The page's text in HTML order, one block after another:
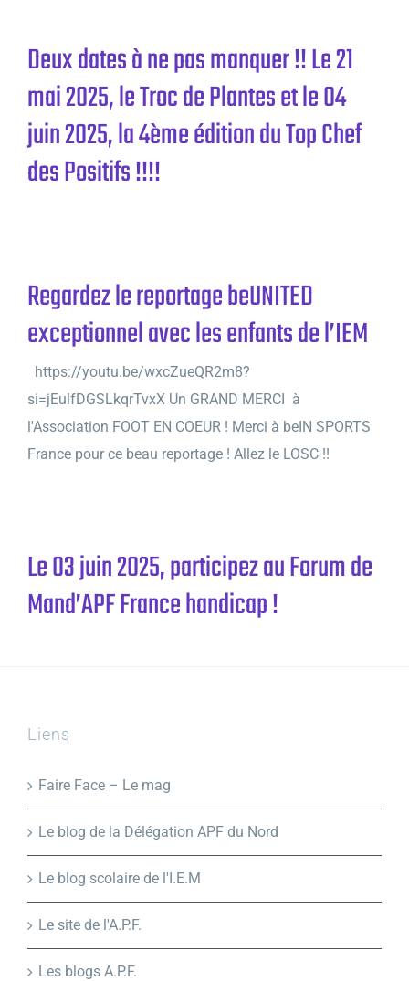
Deux dates à ne pas manquer !! Le 21
mai 2025, le Troc de Plantes et le 04
juin 2025, la 4ème édition du Top Chef
des Positifs !!!!
Regardez le reportage beUNITED
exceptionnel avec les enfants de l’IEM
https://youtu.be/wxcZueQR2m8?
si=jEulfDGSLkqrTvxX Un GRAND MERCI à
l'Association FOOT EN COEUR ! Merci à beIN SPORTS
France pour ce beau reportage ! Allez le LOSC !!
Le 03 juin 2025, participez au Forum de
Mand’APF France handicap !
Liens
Faire Face – Le mag
Le blog de la Délégation APF du Nord
Le blog scolaire de l'I.E.M
Le site de l'A.P.F.
Les blogs A.P.F.